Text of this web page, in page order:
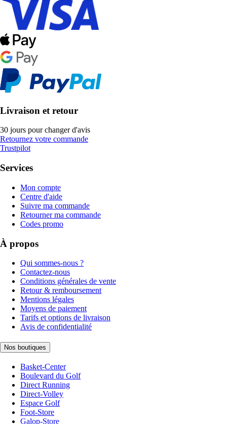
Livraison et retour
30 jours pour changer d'avis
Retournez votre commande
Trustpilot
Services
Mon compte
Centre d'aide
Suivre ma commande
Retourner ma commande
Codes promo
À propos
Qui sommes-nous ?
Contactez-nous
Conditions générales de vente
Retour & remboursement
Mentions légales
Moyens de paiement
Tarifs et options de livraison
Avis de confidentialité
Nos boutiques
Basket-Center
Boulevard du Golf
Direct Running
Direct-Volley
Espace Golf
Foot-Store
Galop-Store